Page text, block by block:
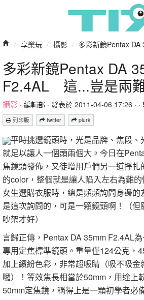
/ 享樂玩 / 攝影 / 多彩新鏡Pentax
多彩新鏡Pentax DA
F2.4AL 這...豈是兩
攝影 · 編輯部 · 發表於 2011-04-06 17:26 · ·
列印版 twitter plurk
平時挑選鏡頭時，光是品牌、焦段、
就足以讓人一個頭兩個大。今日在
焦鏡頭發佈，又徒增用戶們另一道掙
的color，整個就是讓人陷入左右為難
女生選購衣服時，總是頻頻詢問身邊的
是這次詢問的，可是一顆鏡頭啊！（
吵架才好）
言歸正傳，Pentax DA 35mm F2.4AL
專用定焦標準鏡頭。重量僅124公克，
加上繽紛色彩，非常超吸睛（吸不吸金
囉）！等效焦長相當於50mm，用途上
50mm定焦鏡，稱得上是一顆初學者必